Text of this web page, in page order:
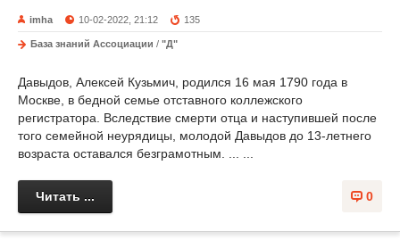
imha 10-02-2022, 21:12 135
База знаний Ассоциации / "Д"
Давыдов, Алексей Кузьмич, родился 16 мая 1790 года в
Москве, в бедной семье отставного коллежского
регистратора. Вследствие смерти отца и наступившей после
того семейной неурядицы, молодой Давыдов до 13-летнего
возраста оставался безграмотным. ... ...
0
Читать ...